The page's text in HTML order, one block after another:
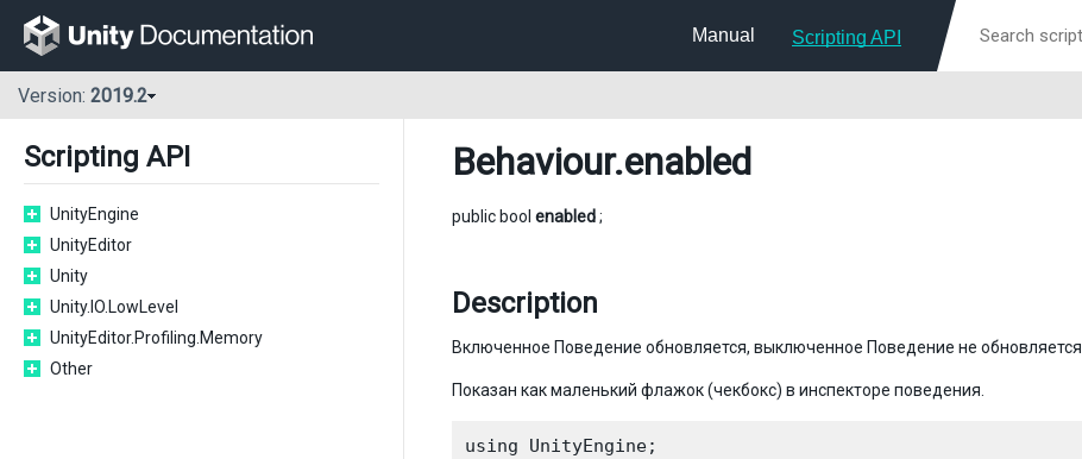
Manual Scripting API
Version: 2019.2
Scripting API
UnityEngine
UnityEditor
Unity
Unity.IO.LowLevel
UnityEditor.Profiling.Memory
Other
Behaviour.enabled
public bool enabled;
Description
Включенное Поведение обновляется, выключенное Поведение не обновляется.
Показан как маленький флажок (чекбокс) в инспекторе поведения.
using UnityEngine;